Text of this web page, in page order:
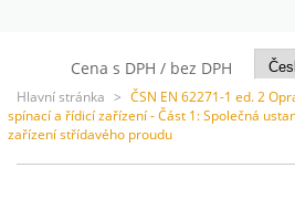
Cena s DPH / bez DPH
Hlavní stránka > ČSN EN 62271-1 ed. 2
spínací a řídicí zařízení - Část 1: Společná
zařízení střídavého proudu